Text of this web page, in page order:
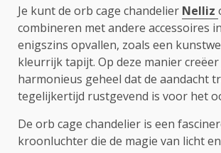
Je kunt de orb cage chandelier Nelliz
combineren met andere accessoires
enigszins opvallen, zoals een
kleurrijk tapijt. Op deze manier creëer
harmonieus geheel dat de aandacht
tegelijkertijd rustgevend is voor het
De orb cage chandelier is een
kroonluchter die de magie van licht